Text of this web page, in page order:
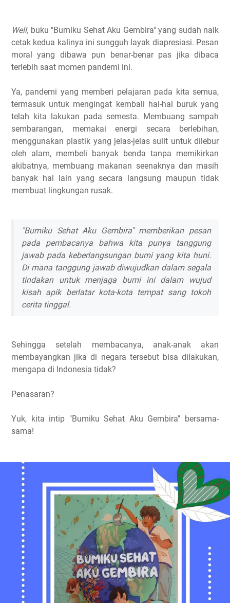
Well, buku "Bumiku Sehat Aku Gembira" yang sudah naik
cetak kedua kalinya ini sungguh layak diapresiasi. Pesan
moral yang dibawa pun benar-benar pas jika dibaca
terlebih saat momen pandemi ini.
Ya, pandemi yang memberi pelajaran pada kita semua,
termasuk untuk mengingat kembali hal-hal buruk yang
telah kita lakukan pada semesta. Membuang sampah
sembarangan, memakai energi secara berlebihan,
menggunakan plastik yang jelas-jelas sulit untuk dilebur
oleh alam, membeli banyak benda tanpa memikirkan
akibatnya, membuang makanan seenaknya dan masih
banyak hal lain yang secara langsung maupun tidak
membuat lingkungan rusak.
"Bumiku Sehat Aku Gembira" memberikan pesan
pada pembacanya bahwa kita punya tanggung
jawab pada keberlangsungan bumi yang kita huni.
Di mana tanggung jawab diwujudkan dalam segala
tindakan untuk menjaga bumi ini dalam wujud
kisah apik berlatar kota-kota tempat sang tokoh
cerita tinggal.
Sehingga setelah membacanya, anak-anak akan
membayangkan jika di negara tersebut bisa dilakukan,
mengapa di Indonesia tidak?
Penasaran?
Yuk, kita intip "Bumiku Sehat Aku Gembira" bersama-
sama!